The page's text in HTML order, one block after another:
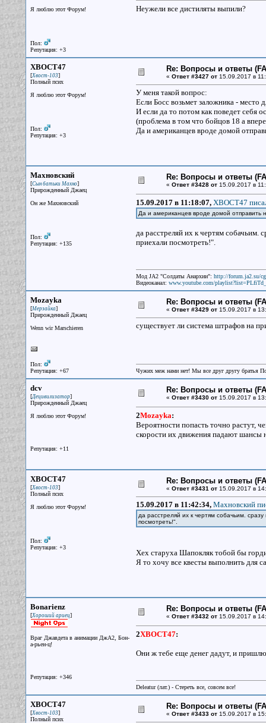
Я люблю этот Форум!
Пол:
Репутация: +3
Неужели все дистиляты выпили?
XBOCT47
[Хвост-103]
Полный псих
Я люблю этот Форум!
Пол:
Репутация: +3
Re: Вопросы и ответы
« Ответ #3427 от15.09.2017 в
У меня такой вопрос:
Если Босс возьмет заложника -
И если да то потом как поведет
(проблема в том что бойцов 18 а
Да и американцев вроде домой
Махновский
[Сын батьки Махно]
Прирожденный Джаец
Он же Махновский
Пол:
Репутация: +135
Re: Вопросы и ответы
« Ответ #3428 от15.09.2017 в
15.09.2017 в 11:18:07, XBOCT47
Да и американцев вроде домой отправить
да расстреляй их к чертям
приехали посмотреть!".
Мод JA2 "Солдаты Анархии": http://forum.ja2.su/
Видеоканал: www.youtube.com/
Mozayka
[Мерзайка]
Прирожденный Джаец
Wenn wir Marschieren
Пол:
Репутация: +67
Re: Вопросы и ответы
« Ответ #3429 от15.09.2017 в
существует ли система штрафов на
Чужих меж нами нет! Мы все друг другу братья
dcv
[Децивилизатор]
Прирожденный Джаец
Я люблю этот Форум!
Репутация: +11
Re: Вопросы и ответы
« Ответ #3430 от15.09.2017 в
2Mozayka:
Вероятности попасть точно растут,
скорости их движения падают шансы
XBOCT47
[Хвост-103]
Полный псих
Я люблю этот Форум!
Пол:
Репутация: +3
Re: Вопросы и ответы
« Ответ #3431 от15.09.2017 в
15.09.2017 в 11:42:34, Махновский
да расстреляй их к чертям собачьим.
посмотреть!".
Хех старуха Шапокляк тобой бы
Я то хочу все квесты выполнить для
Bonarienz
[Хороший ариец]
Враг Джавдета в анимации ДжА2, Бон-
а-рьен-ц!
Репутация: +346
Re: Вопросы и ответы
« Ответ #3432 от15.09.2017 в
2XBOCT47:
Они ж тебе еще денег дадут, и
Deleatur (лат.) - Стереть все, совсем все!
XBOCT47
[Хвост-103]
Полный псих
Re: Вопросы и ответы
« Ответ #3433 от15.09.2017 в